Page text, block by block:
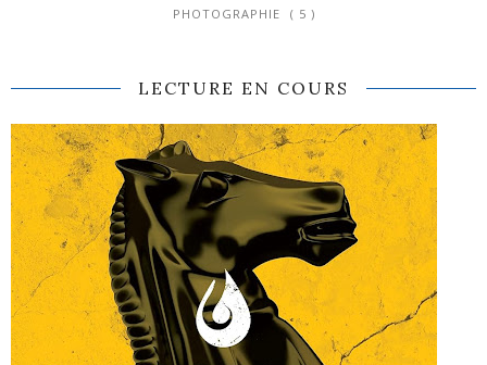
PHOTOGRAPHIE ( 5 )
LECTURE EN COURS